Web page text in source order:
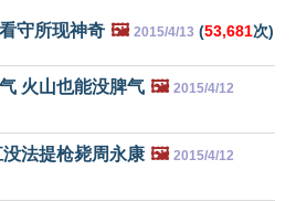
守所现神奇 🖼️ 2015/4/13 (53,681次)
火山也能没脾气 🖼️ 2015/4/12
法提枪毙周永康 🖼️ 2015/4/12